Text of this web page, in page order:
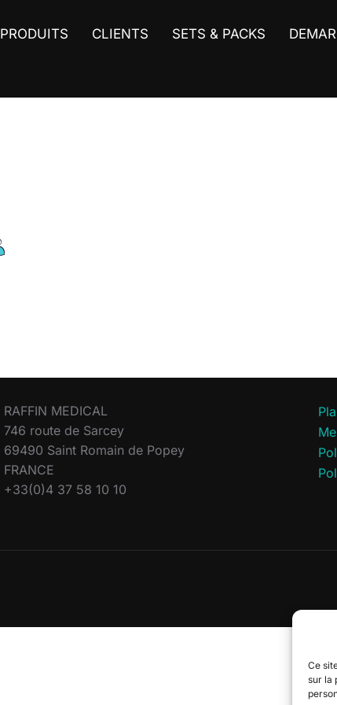
Ce
sur la
PRODUITS CLIENTS SETS & PACKS
RAFFIN MEDICAL
746 route de Sarcey
69490 Saint Romain de Popey
FRANCE
+33(0)4 37 58 10 10